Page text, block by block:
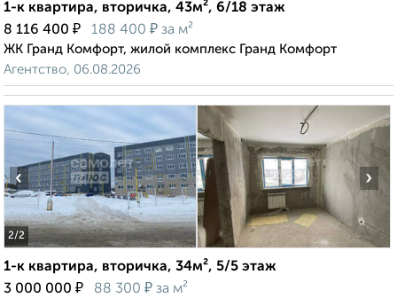
1-к квартира, вторичка, 43м², 6/18 этаж
8 116 400 ₽ 188 400 ₽ за м²
ЖК Гранд Комфорт, жилой комплекс Гранд Комфорт
Агентство, 06.08.2026
2/2
‹ ›
1-к квартира, вторичка, 34м², 5/5 этаж
3 000 000 ₽ 88 300 ₽ за м²